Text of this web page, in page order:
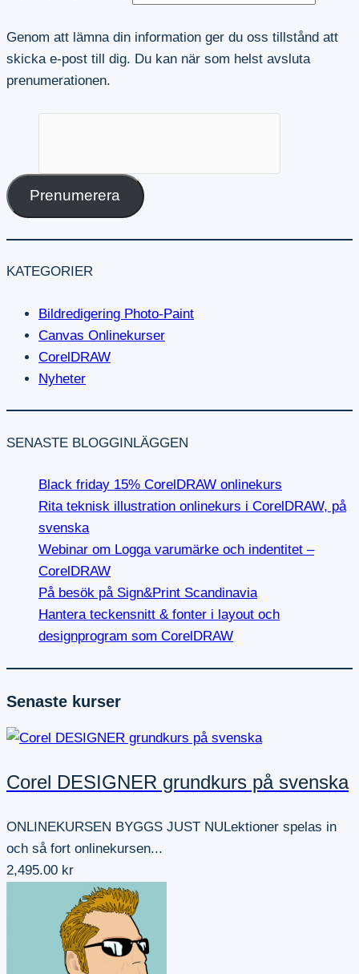
Genom att lämna din information ger du oss tillstånd att
skicka e-post till dig. Du kan när som helst avsluta
prenumerationen.
Prenumerera
KATEGORIER
Bildredigering Photo-Paint
Canvas Onlinekurser
CorelDRAW
Nyheter
SENASTE BLOGGINLÄGGEN
Black friday 15% CorelDRAW onlinekurs
Rita teknisk illustration onlinekurs i CorelDRAW, på
svenska
Webinar om Logga varumärke och indentitet –
CorelDRAW
På besök på Sign&Print Scandinavia
Hantera teckensnitt & fonter i layout och
designprogram som CorelDRAW
Senaste kurser
Corel DESIGNER grundkurs på svenska
ONLINEKURSEN BYGGS JUST NULektioner spelas in
och så fort onlinekursen...
2,495.00 kr